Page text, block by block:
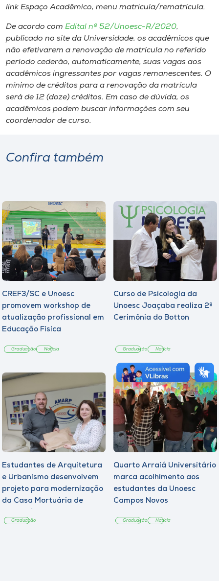
o idioma
link Espaço Acadêmico, menu matricula/rematrícula.
De acordo com Edital nº 52/Unoesc-R/2020,
publicado no site da Universidade, os acadêmicos que
não efetivarem a renovação de matrícula no referido
período cederão, automaticamente, suas vagas aos
acadêmicos ingressantes por vagas remanescentes. O
mínimo de créditos para a renovação da matrícula
será de 12 (doze) créditos. Em caso de dúvida, os
acadêmicos podem buscar informações com seu
coordenador de curso.
Confira também
CREF3/SC e Unoesc
promovem workshop de
atualização profissional em
Educação Física
Graduação Notícia
Curso de Psicologia da
Unoesc Joaçaba realiza 2ª
Cerimônia do Botton
Graduação Notícia
Estudantes de Arquitetura
e Urbanismo desenvolvem
projeto para modernização
da Casa Mortuária de
Graduação
Quarto Arraiá Universitário
marca acolhimento aos
estudantes da Unoesc
Campos Novos
Graduação Notícia